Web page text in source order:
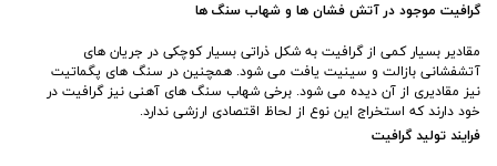
گرافیت موجود در آتش فشان ها و شهاب سنگ ‌ها
مقادیر بسیار کمی ‌از گرافیت به شکل ذراتی بسیار کوچکی در جریان ‌های
آتشفشانی بازالت و سینیت یافت می ‌شود. همچنین در سنگ های پگماتیت‌
نیز مقادیری از آن دیده می‌ شود. برخی شهاب سنگ‌ های آهنی نیز گرافیت در
خود دارند که استخراج این نوع از لحاظ اقتصادی ارزشی ندارد.
فرایند تولید گرافیت